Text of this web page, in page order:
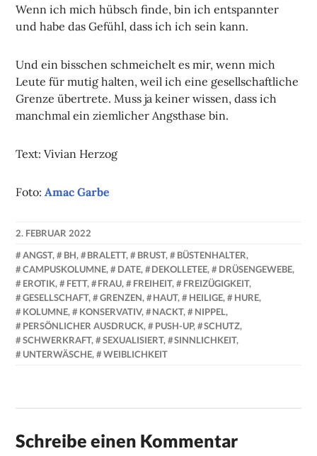
Wenn ich mich hübsch finde, bin ich entspannter
und habe das Gefühl, dass ich ich sein kann.
Und ein bisschen schmeichelt es mir, wenn mich
Leute für mutig halten, weil ich eine gesellschaftliche
Grenze übertrete. Muss ja keiner wissen, dass ich
manchmal ein ziemlicher Angsthase bin.
Text: Vivian Herzog
Foto:Amac Garbe
2. FEBRUAR 2022
NADINE
FAUST
ANGST, BH, BRALETT, BRUST, BÜSTENHALTER,
CAMPUSKOLUMNE, DATE, DEKOLLETEE, DRÜSENGEWEBE,
EROTIK, FETT, FRAU, FREIHEIT, FREIZÜGIGKEIT,
GESELLSCHAFT, GRENZEN, HAUT, HEILIGE, HURE,
KOLUMNE, KONSERVATIV, NACKT, NIPPEL,
PERSÖNLICHER AUSDRUCK, PUSH-UP, SCHUTZ,
SCHWERKRAFT, SEXUALISIERT, SINNLICHKEIT,
UNTERWÄSCHE, WEIBLICHKEIT
Schreibe einen Kommentar